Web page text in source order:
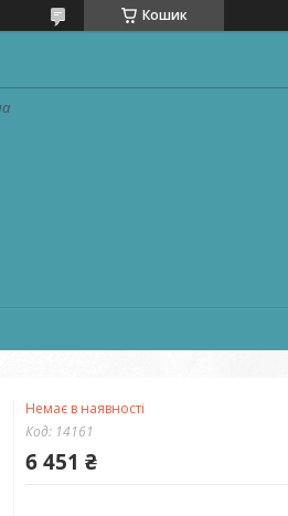
Кошик
Немає в наявності
Код: 14161
6 451 ₴